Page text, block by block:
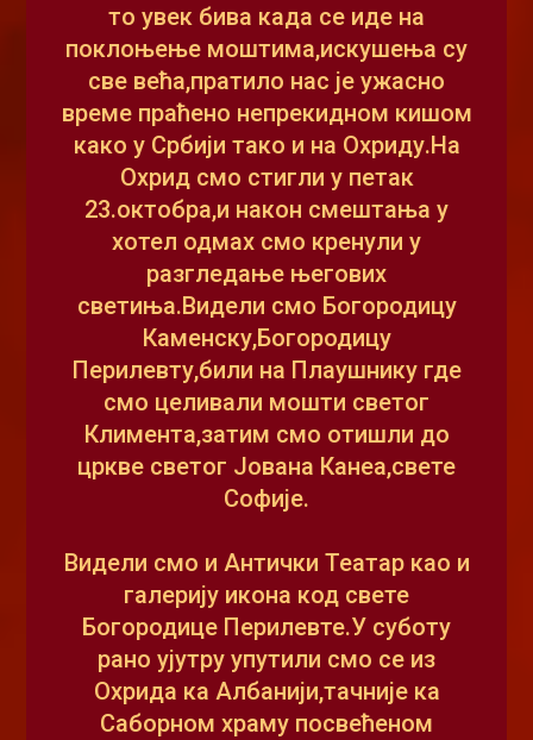
то увек бива када се иде на
поклоњење моштима,искушења су
све већа,пратило нас је ужасно
време праћено непрекидном кишом
како у Србији тако и на Охриду.На
Охрид смо стигли у петак
23.октобра,и након смештања у
хотел одмах смо кренули у
разгледање његових
светиња.Видели смо Богородицу
Каменску,Богородицу
Перилевту,били на Плаушнику где
смо целивали мошти светог
Климента,затим смо отишли до
цркве светог Јована Канеа,свете
Софије.
Видели смо и Антички Театар као и
галерију икона код свете
Богородице Перилевте.У суботу
рано ујутру упутили смо се из
Охрида ка Албанији,тачније ка
Саборном храму посвећеном